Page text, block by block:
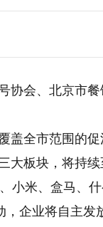
协会、北京市
全市范围的
板块，将持续
小米、盒马、
企业将自主发